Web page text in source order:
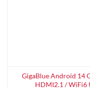
GigaBlue Android 14
HDMI2.1 / WiFi6